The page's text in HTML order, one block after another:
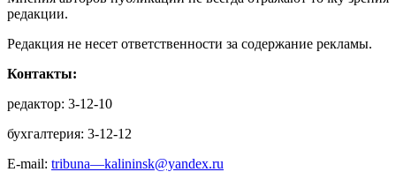
редакции.
Редакция не несет ответственности за содержание рекламы.
Контакты:
редактор: 3-12-10
бухгалтерия: 3-12-12
E-mail: tribuna—kalininsk@yandex.ru